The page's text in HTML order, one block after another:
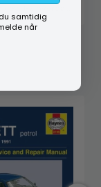
samtidig
når